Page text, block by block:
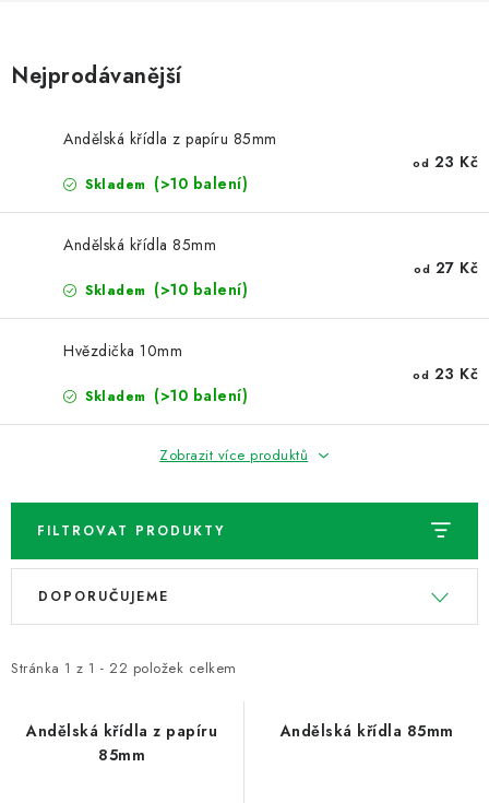
Obchodní podmínky
Podmínky ochrany osobních údajů
Nejprodávanější
Andělská křídla z papíru 85mm
Skladem (>10 balení)
od 23 Kč
Andělská křídla 85mm
Skladem (>10 balení)
od 27 Kč
Hvězdička 10mm
Skladem (>10 balení)
od 23 Kč
Zobrazit více produktů
FILTROVAT PRODUKTY
V
i
p
Stránka 1 z 1 - 22 položek celkem
Ř
e
DOPORUČUJEME
Andělská křídla z papíru
85mm
Andělská křídla 85mm